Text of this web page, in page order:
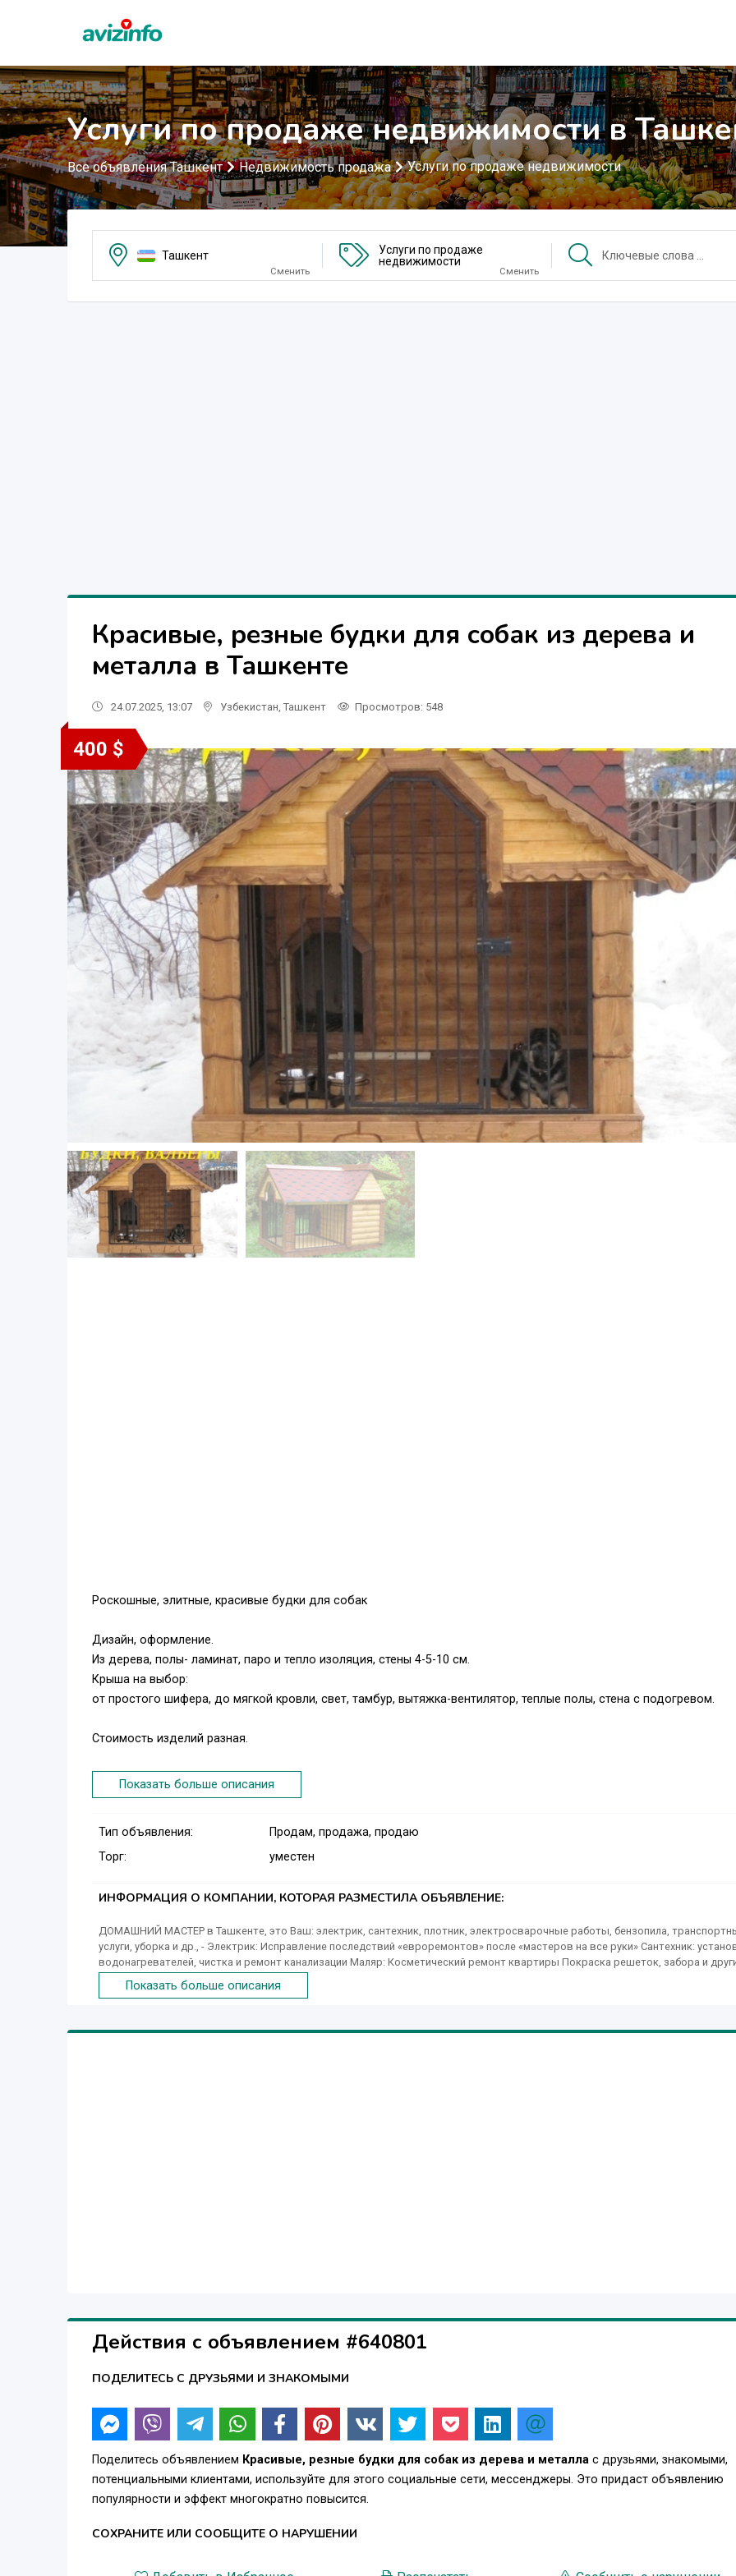
Услуги по продаже недвижимости в
Все объявления Ташкент Недвижимость продажа Услуги по продаже недвижимости
Ташкент
Сменить
Услуги по продаже
недвижимости
Сменить
Красивые, резные будки для собак из дерева и
металла в Ташкенте
24.07.2025, 13:07 Узбекистан Ташкент Просмотров: 548
400 $
Роскошные, элитные, красивые будки для собак
Дизайн, оформление.
Из дерева, полы- ламинат, паро и тепло изоляция, стены 4-5-10 см.
Крыша на выбор:
от простого шифера, до мягкой кровли, свет, тамбур, вытяжка-вентилятор, теплые полы, стена с подогревом.
Стоимость изделий разная.
Каталог ФОТО, выбор, доставка...
Показать больше описания
Тип объявления:
Продам, продажа, продаю
Торг:
уместен
ИНФОРМАЦИЯ О КОМПАНИИ, КОТОРАЯ РАЗМЕСТИЛА ОБЪЯВЛЕНИЕ:
ДОМАШНИЙ МАСТЕР в Ташкенте, это Ваш: электрик, сантехник, плотник, электросварочные работы, бензопила,
услуги, уборка и др., - Электрик: Исправление последствий «евроремонтов» после «мастеров на все руки» Сантехник:
водонагревателей, чистка и ремонт канализации Маляр: Косметический ремонт квартиры Покраска решеток, забора и
мелкие работы. - Транспортные услуги: грузоперевозка мебели, офисные, квартирные переезды. - Машины, грузчики. -
Бензопила и работы с ней: Спил, вырубка деревьев, уборка территории (парни), огорода. - Электросварочные работы -
Показать больше описания
Действия с объявлением #640801
ПОДЕЛИТЕСЬ С ДРУЗЬЯМИ И ЗНАКОМЫМИ
Поделитесь объявлением Красивые, резные будки для собак из дерева и металла с друзьями, знакомыми,
потенциальными клиентами, используйте для этого социальные сети, мессенджеры. Это придаст объявлению
популярности и эффект многократно повысится.
СОХРАНИТЕ ИЛИ СООБЩИТЕ О НАРУШЕНИИ